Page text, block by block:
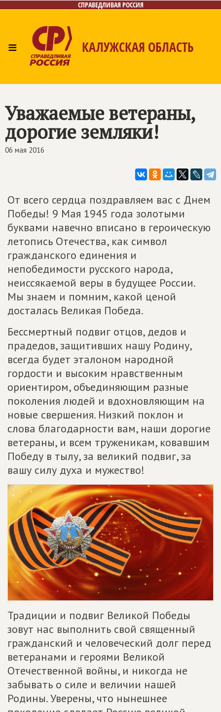
СПРАВЕДЛИВАЯ РОССИЯ
≡ КАЛУЖСКАЯ ОБЛАСТЬ
Уважаемые ветераны,
дорогие земляки!
06 мая 2016
От всего сердца поздравляем вас с Днем
Победы! 9 Мая 1945 года золотыми
буквами навечно вписано в героическую
летопись Отечества, как символ
гражданского единения и
непобедимости русского народа,
неиссякаемой веры в будущее России.
Мы знаем и помним, какой ценой
досталась Великая Победа.
Бессмертный подвиг отцов, дедов и
прадедов, защитивших нашу Родину,
всегда будет эталоном народной
гордости и высоким нравственным
ориентиром, объединяющим разные
поколения людей и вдохновляющим на
новые свершения. Низкий поклон и
слова благодарности вам, наши дорогие
ветераны, и всем труженикам, ковавшим
Победу в тылу, за великий подвиг, за
вашу силу духа и мужество!
Традиции и подвиг Великой Победы
зовут нас выполнить свой священный
гражданский и человеческий долг перед
ветеранами и героями Великой
Отечественной войны, и никогда не
забывать о силе и величии нашей
Родины. Уверены, что нынешнее